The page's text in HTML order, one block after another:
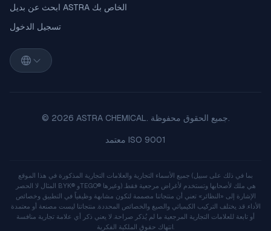
ابحث عن بديل ASTRA الخاص بك
تسجيل الدخول
© 2026 ASTRA CHEMICAL. جميع الحقوق محفوظة.
معتمد ISO 9001
جميع الأسماء التجارية والعلامات التجارية المذكورة في هذا الموقع (بما في ذلك على سبيل
المثال لا الحصر BYK® وTEGO® وغيرها) هي ملك لأصحابها وتستخدم لأغراض مرجعية فقط.
الإشارة إلى «النظائر» تعني أن منتجاتنا مصممة لتكون مشابهة وظيفياً في التطبيق وخصائص
الأداء. قد يختلف التركيب الكيميائي والصيغ والخصائص المحددة. منتجاتنا ليست مصنعة أو معتمدة
أو تابعة للعلامات التجارية المرجعية ما لم يُذكر صراحة. لا يعني ذكر أي علامة تجارية منافسة
انتهاك حقوق الملكية الفكرية.